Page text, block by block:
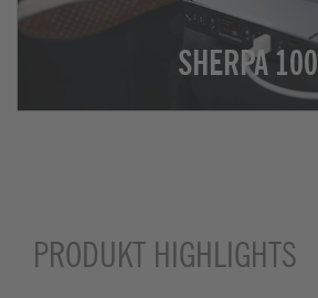
SHERPA 100
PRODUKT HIGHLIGHTS